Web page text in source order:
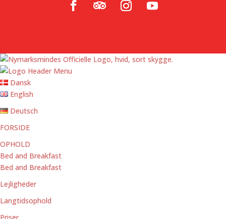
Dansk
English
Deutsch
FORSIDE
OPHOLD
Bed and Breakfast
Bed and Breakfast
Lejligheder
Langtidsophold
Priser